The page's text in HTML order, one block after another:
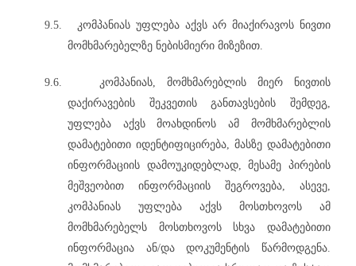
9.5.
კომპანიას უფლება აქვს არ მიაქირავოს ნივთი
მომხმარებელზე ნებისმიერი მიზეზით.
9.6.
კომპანიას, მომხმარებლის მიერ ნივთის
დაქირავების შეკვეთის განთავსების შემდეგ,
უფლება აქვს მოახდინოს ამ მომხმარებლის
დამატებითი იდენტიფიცირება, მასზე დამატებითი
ინფორმაციის დამოუკიდებლად, მესამე პირების
მეშვეობით ინფორმაციის შეგროვება, ასევე,
კომპანიას უფლება აქვს მოსთხოვოს ამ
მომხმარებელს მოსთხოვოს სხვა დამატებითი
ინფორმაცია ან/და დოკუმენტის წარმოდგენა.